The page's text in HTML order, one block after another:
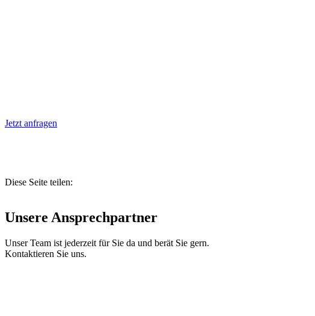
Jetzt anfragen
Diese Seite teilen:
Unsere Ansprechpartner
Unser Team ist jederzeit für Sie da und berät Sie gern.
Kontaktieren Sie uns.